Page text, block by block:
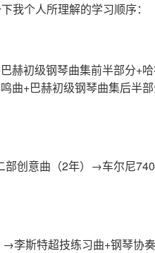
我个人所理解的学习顺序：
赫初级钢琴曲集前半部分+
曲+巴赫初级钢琴曲集后半
创意曲（2年）→车尔尼
李斯特超技练习曲+钢琴协